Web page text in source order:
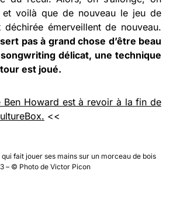
voilà que de nouveau le jeu de
émerveillent de nouveau.
pas à grand chose d’être beau
délicat, une technique
est joué.
Ben Howard est à revoir à la fin de
<<
fait jouer ses mains sur un morceau de bois
– © Photo de Victor Picon